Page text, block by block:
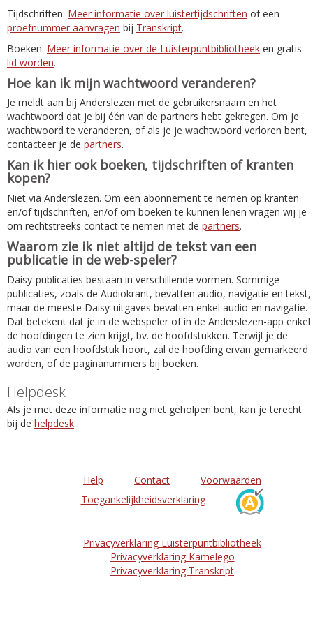
Tijdschriften: Meer informatie over luistertijdschriften of een
proefnummer aanvragen bij Transkript.
Boeken: Meer informatie over de Luisterpuntbibliotheek en gratis
lid worden.
Hoe kan ik mijn wachtwoord veranderen?
Je meldt aan bij Anderslezen met de gebruikersnaam en het
wachtwoord dat je bij één van de partners hebt gekregen. Om je
wachtwoord te veranderen, of als je je wachtwoord verloren bent,
contacteer je de partners.
Kan ik hier ook boeken, tijdschriften of kranten
kopen?
Niet via Anderslezen. Om een abonnement te nemen op kranten
en/of tijdschriften, en/of om boeken te kunnen lenen vragen wij je
om rechtstreeks contact te nemen met de partners.
Waarom zie ik niet altijd de tekst van een
publicatie in de web-speler?
Daisy-publicaties bestaan in verschillende vormen. Sommige
publicaties, zoals de Audiokrant, bevatten audio, navigatie en tekst,
maar de meeste Daisy-uitgaves bevatten enkel audio en navigatie.
Dat betekent dat je in de webspeler of in de Anderslezen-app enkel
de hoofdingen te zien krijgt, bv. de hoofdstukken. Terwijl je de
audio van een hoofdstuk hoort, zal de hoofding ervan gemarkeerd
worden, of de paginanummers bij boeken.
Helpdesk
Als je met deze informatie nog niet geholpen bent, kan je terecht
bij de helpdesk.
Help Contact
Voorwaarden
Toegankelijkheidsverklaring
Privacyverklaring Luisterpuntbibliotheek
Privacyverklaring Kamelego
Privacyverklaring Transkript